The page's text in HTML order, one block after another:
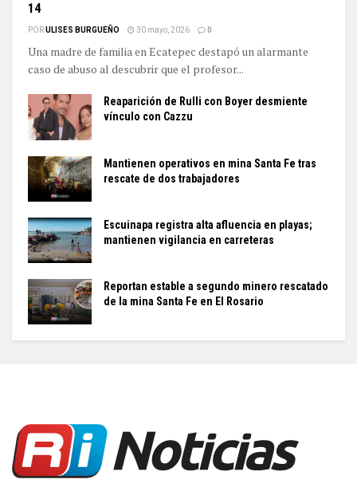
14
PORULISES BURGUEÑO 30 mayo, 2026 0
Una madre de familia en Ecatepec destapó un alarmante
caso de abuso al descubrir que el profesor...
Reaparición de Rulli con Boyer desmiente
vínculo con Cazzu
Mantienen operativos en mina Santa Fe tras
rescate de dos trabajadores
Escuinapa registra alta afluencia en playas;
mantienen vigilancia en carreteras
Reportan estable a segundo minero rescatado
de la mina Santa Fe en El Rosario